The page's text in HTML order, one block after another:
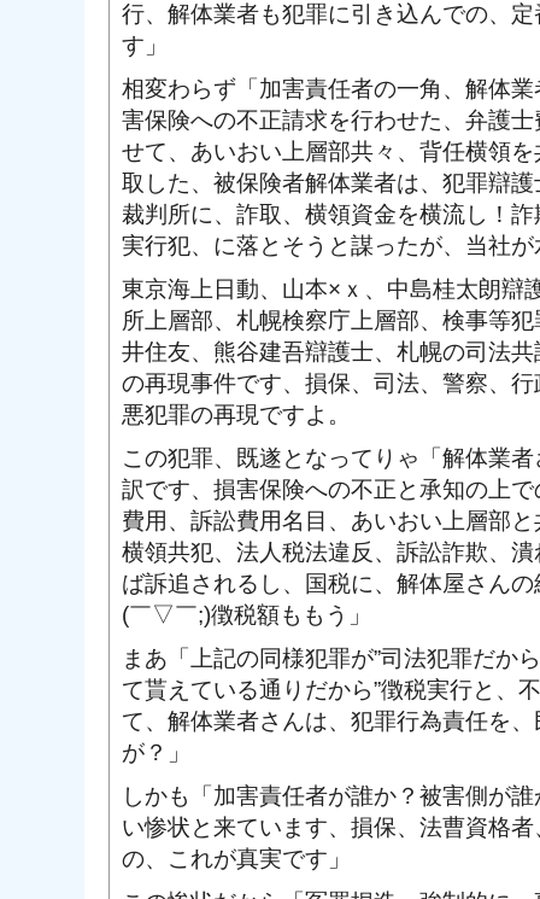
行、解体業者も犯罪に引き込んでの、
す」
相変わらず「加害責任者の一角、解体
害保険への不正請求を行わせた、弁護
せて、あいおい上層部共々、背任横領
取した、被保険者解体業者は、犯罪辯
裁判所に、詐取、横領資金を横流し！
実行犯、に落とそうと謀ったが、当社
東京海上日動、山本×ｘ、中島桂太朗辯
所上層部、札幌検察庁上層部、検事等
井住友、熊谷建吾辯護士、札幌の司法
の再現事件です、損保、司法、警察、
悪犯罪の再現ですよ。
この犯罪、既遂となってりゃ「解体業
訳です、損害保険への不正と承知の上
費用、訴訟費用名目、あいおい上層部
横領共犯、法人税法違反、訴訟詐欺、
ば訴追されるし、国税に、解体屋さん
(￣▽￣;)徴税額ももう」
まあ「上記の同様犯罪が”司法犯罪だか
て貰えている通りだから”徴税実行と、
て、解体業者さんは、犯罪行為責任を
が？」
しかも「加害責任者が誰か？被害側が
い惨状と来ています、損保、法曹資格
の、これが真実です」